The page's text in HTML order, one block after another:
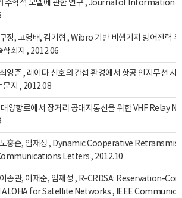
수학적 모델에 관한 연구 , Journal of
정, 고영배, 김기형 , Wibro 기반 비행기지 방어전력
학회지 , 2012.06
영준 , 레이다 신호의 간섭 환경에서 항공 인지무선 시
문지 , 2012.08
양항로에서 장거리 공대지통신을 위한 VHF Relay
노홍준, 임재성 , Dynamic Cooperative
Letters , 2012.10
종관, 이재준, 임재성 , R-CRDSA: Reservation-
for Satellite Networks , IEEE